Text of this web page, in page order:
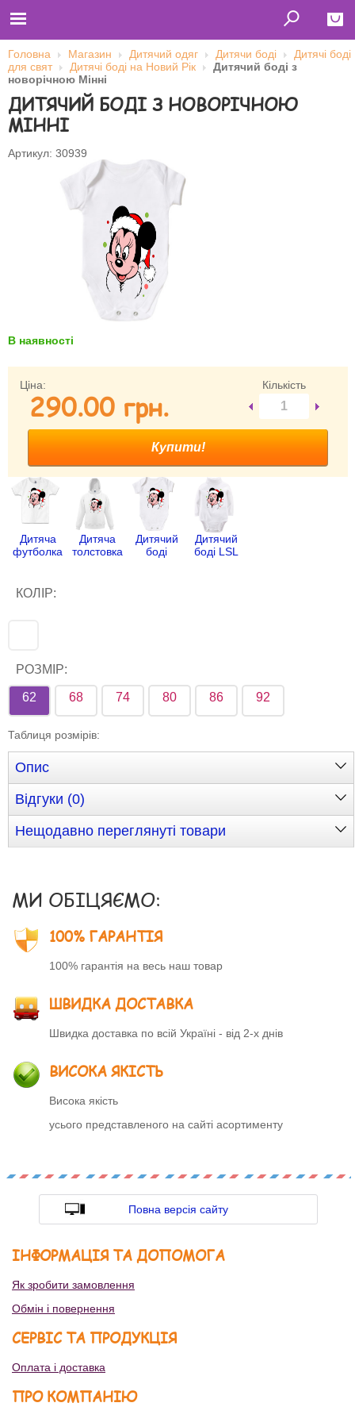
Главная
Футболки
Толстовки (кенгурушки)
Лонгсливы
Оплата и доставка
Сотрудничество
Забули свій пароль?
Забули своє Ім’я Користувача?
Зареєструватися
Головна Магазин Дитячий одяг Дитячи боді
Дитячі боді
для свят
Дитячі боді на Новий Рік
Дитячий боді з
новорічною Мінні
ДИТЯЧИЙ БОДІ З НОВОРІЧНОЮ
МІННІ
Артикул: 30939
В наявності
Ціна:
290.00 гpн.
Кількість
Дитяча
футболка
Дитяча
толстовка
Дитячий
боді
Дитячий
боді LSL
КОЛІР:
РОЗМІР:
62 68 74 80 86 92
Таблиця розмірів:
Опис
Відгуки (0)
Нещодавно переглянуті товари
МИ ОБІЦЯЄМО:
100% ГАРАНТІЯ
100% гарантія на весь наш товар
ШВИДКА ДОСТАВКА
Швидка доставка по всій Україні - від 2-х днів
ВИСОКА ЯКІСТЬ
Висока якість
усього представленого на сайті асортименту
Повна версія сайту
ІНФОРМАЦІЯ ТА ДОПОМОГА
Як зробити замовлення
Обмін і повернення
СЕРВІС ТА ПРОДУКЦІЯ
Оплата і доставка
ПРО КОМПАНІЮ